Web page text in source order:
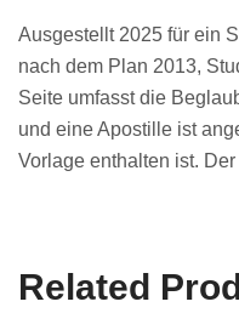
Ausgestellt 2025 für ein
nach dem Plan 2013,
Seite umfasst die
und eine Apostille ist
Vorlage enthalten ist.
Related